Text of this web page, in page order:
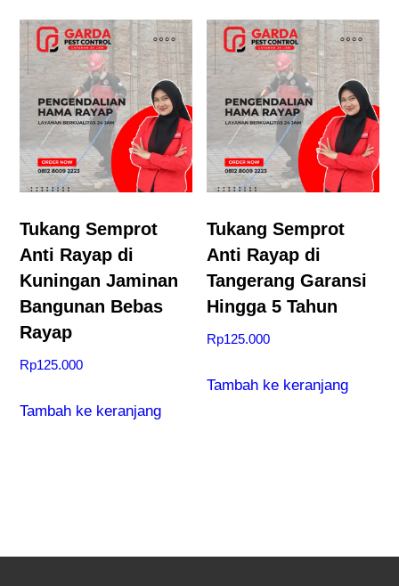
Tukang Semprot
Anti Rayap di
Kuningan Jaminan
Bangunan Bebas
Rayap
Rp125.000
Tambah ke keranjang
Tukang Semprot
Anti Rayap di
Tangerang Garansi
Hingga 5 Tahun
Rp125.000
Tambah ke keranjang